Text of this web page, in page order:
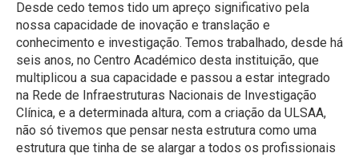
Desde cedo temos tido um apreço significativo pela
nossa capacidade de inovação e translação e
conhecimento e investigação. Temos trabalhado, desde há
seis anos, no Centro Académico desta instituição, que
multiplicou a sua capacidade e passou a estar integrado
na Rede de Infraestruturas Nacionais de Investigação
Clínica, e a determinada altura, com a criação da ULSAA,
não só tivemos que pensar nesta estrutura como uma
estrutura que tinha de se alargar a todos os profissionais